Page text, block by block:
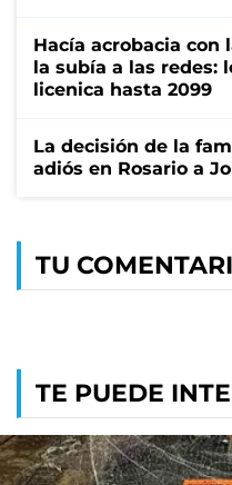
Hacía acrobacia con
la subía a las redes:
licenica hasta 2099
La decisión de la
adiós en Rosario a
TU
TE PUEDE